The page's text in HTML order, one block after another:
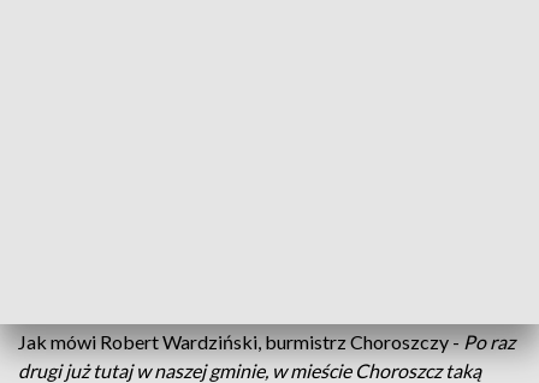
Jak mówi Robert Wardziński, burmistrz Choroszczy -Po raz
drugi już tutaj w naszej gminie, w mieście Choroszcz taką